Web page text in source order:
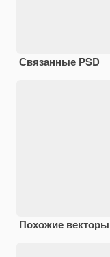
Связанные PSD
Похожие векторы